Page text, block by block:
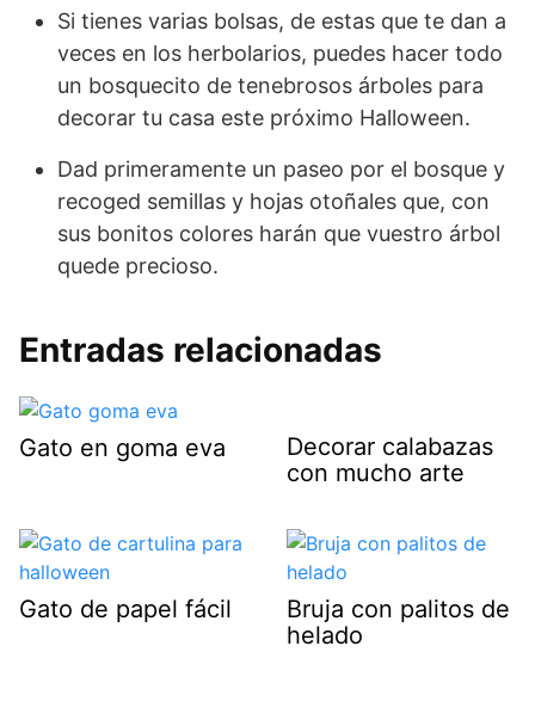
Si tienes varias bolsas, de estas que te dan a
veces en los herbolarios, puedes hacer todo
un bosquecito de tenebrosos árboles para
decorar tu casa este próximo Halloween.
Dad primeramente un paseo por el bosque y
recoged semillas y hojas otoñales que, con
sus bonitos colores harán que vuestro árbol
quede precioso.
Entradas relacionadas
Gato en goma eva
Decorar calabazas
con mucho arte
Gato de papel fácil
Bruja con palitos de
helado